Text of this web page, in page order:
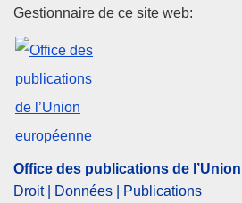
communautaires,Politique de la
Sujet:aide de l'État
Released on EU publications
Office des
Gestionnaire de ce site web:
Office des publications de
Droit | Données | Publications